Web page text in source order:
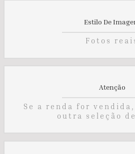
Estilo De
Fotos
Atenção
Se a renda for
outra seleção